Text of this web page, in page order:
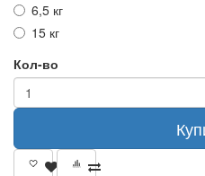
6,5 кг
15 кг
Кол-во